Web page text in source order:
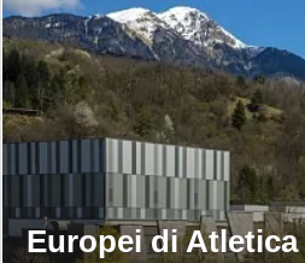
Europei di Atletica